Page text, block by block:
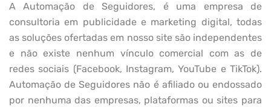
A Automação de Seguidores, é uma empresa de
consultoria em publicidade e marketing digital, todas
as soluções ofertadas em nosso site são independentes
e não existe nenhum vínculo comercial com as de
redes sociais (Facebook, Instagram, YouTube e TikTok).
Automação de Seguidores não é afiliado ou endossado
por nenhuma das empresas, plataformas ou sites para